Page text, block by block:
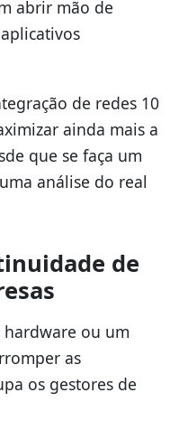
abrir mão de
de redes 10
ainda mais a
que se faça um
análise do real
de
ou um
as
os gestores de